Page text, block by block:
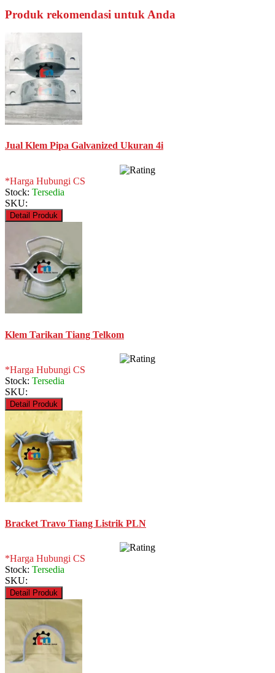
Produk rekomendasi untuk Anda
Jual Klem Pipa Galvanized Ukuran 4i
*Harga Hubungi CS
Stock: Tersedia
SKU:
Detail Produk
Klem Tarikan Tiang Telkom
*Harga Hubungi CS
Stock: Tersedia
SKU:
Detail Produk
Bracket Travo Tiang Listrik PLN
*Harga Hubungi CS
Stock: Tersedia
SKU:
Detail Produk